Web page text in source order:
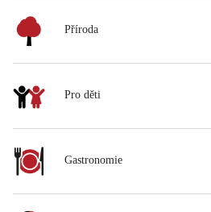
Příroda
Pro děti
Gastronomie